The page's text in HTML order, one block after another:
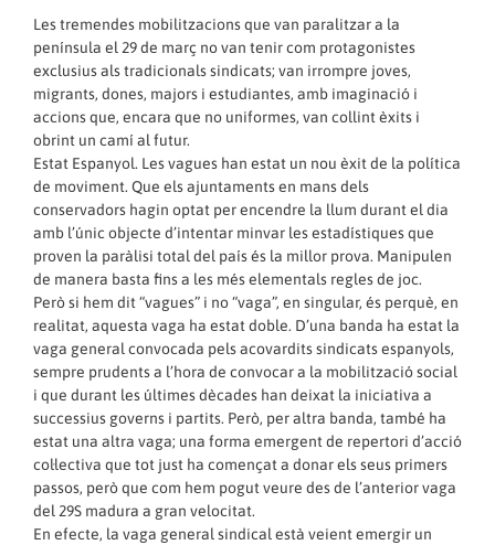
Les tremendes mobilitzacions que van paralitzar a la
península el 29 de març no van tenir com protagonistes
exclusius als tradicionals sindicats; van irrompre joves,
migrants, dones, majors i estudiantes, amb imaginació i
accions que, encara que no uniformes, van collint èxits i
obrint un camí al futur.
Estat Espanyol. Les vagues han estat un nou èxit de la política
de moviment. Que els ajuntaments en mans dels
conservadors hagin optat per encendre la llum durant el dia
amb l’únic objecte d’intentar minvar les estadístiques que
proven la paràlisi total del país és la millor prova. Manipulen
de manera basta fins a les més elementals regles de joc.
Però si hem dit “vagues” i no “vaga”, en singular, és perquè, en
realitat, aquesta vaga ha estat doble. D’una banda ha estat la
vaga general convocada pels acovardits sindicats espanyols,
sempre prudents a l’hora de convocar a la mobilització social
i que durant les últimes dècades han deixat la iniciativa a
successius governs i partits. Però, per altra banda, també ha
estat una altra vaga; una forma emergent de repertori d’acció
col·lectiva que tot just ha començat a donar els seus primers
passos, però que com hem pogut veure des de l’anterior vaga
del 29S madura a gran velocitat.
En efecte, la vaga general sindical està veient emergir un